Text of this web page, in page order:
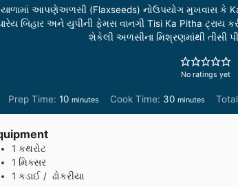
આપણેઅળસી (Flaxseeds) નોઉપયોગ મુખવાસ કે
બિહાર અને યુપીની ફેમસ વાનગી Tisi Ka Pitha ટ્રાય
શેકેલી અળસીના મિશ્રણમાંથી તીસી
No ratings yet
Prep Time: 10m
i
s
minutes Cook Time: 30m
i
minutes
1 કથરોટ
1 મિક્સર
1 કડાઈ / ઢોકરીયા